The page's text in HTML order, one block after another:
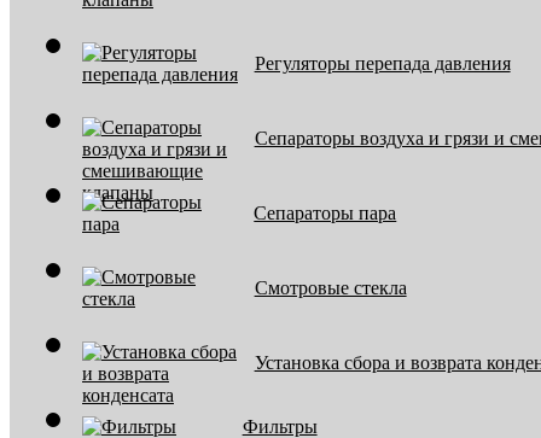
Регуляторы перепада давления
Сепараторы воздуха и грязи и
Сепараторы пара
Смотровые стекла
Установка сбора и возврата
Фильтры